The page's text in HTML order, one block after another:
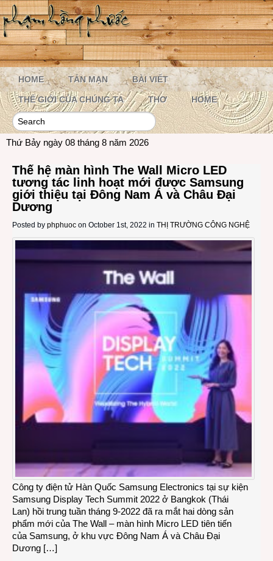
HOME TẢN MẠN BÀI VIẾT
THẾ GIỚI CỦA CHÚNG TA THƠ HOME
Thứ Bảy ngày 08 tháng 8 năm 2026
Thế hệ màn hình The Wall Micro LED
tương tác linh hoạt mới được Samsung
giới thiệu tại Đông Nam Á và Châu Đại
Dương
Posted by phphuoc on October 1st, 2022 in THỊ TRƯỜNG CÔNG NGHỆ
Công ty điện tử Hàn Quốc Samsung Electronics tại sự kiện
Samsung Display Tech Summit 2022 ở Bangkok (Thái
Lan) hồi trung tuần tháng 9-2022 đã ra mắt hai dòng sản
phẩm mới của The Wall – màn hình Micro LED tiên tiến
của Samsung, ở khu vực Đông Nam Á và Châu Đại
Dương […]